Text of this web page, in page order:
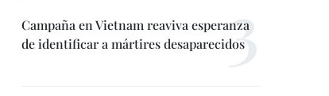
Campaña en Vietnam reaviva esperanza
de identificar a mártires desaparecidos